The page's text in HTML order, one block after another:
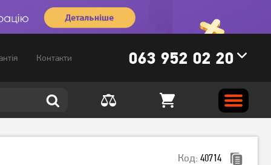
Контакти 063 952 02 20
Код: 40714